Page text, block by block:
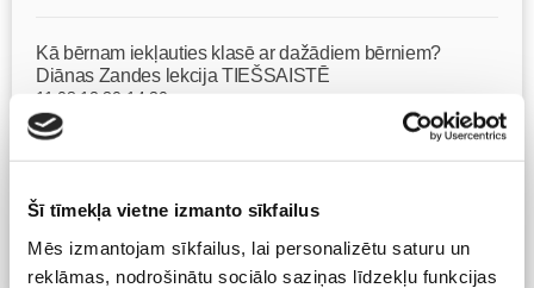
Šī tīmekļa vietne izmanto sīkfailus
Mēs izmantojam sīkfailus, lai personalizētu saturu un
reklāmas, nodrošinātu sociālo saziņas līdzekļu funkcijas
Kā bērnam iekļauties klasē ar dažādiem bērniem?
Diānas Zandes lekcija TIEŠSAISTĒ
11.08 12:30-14:30
Brīvo vietu skaits: